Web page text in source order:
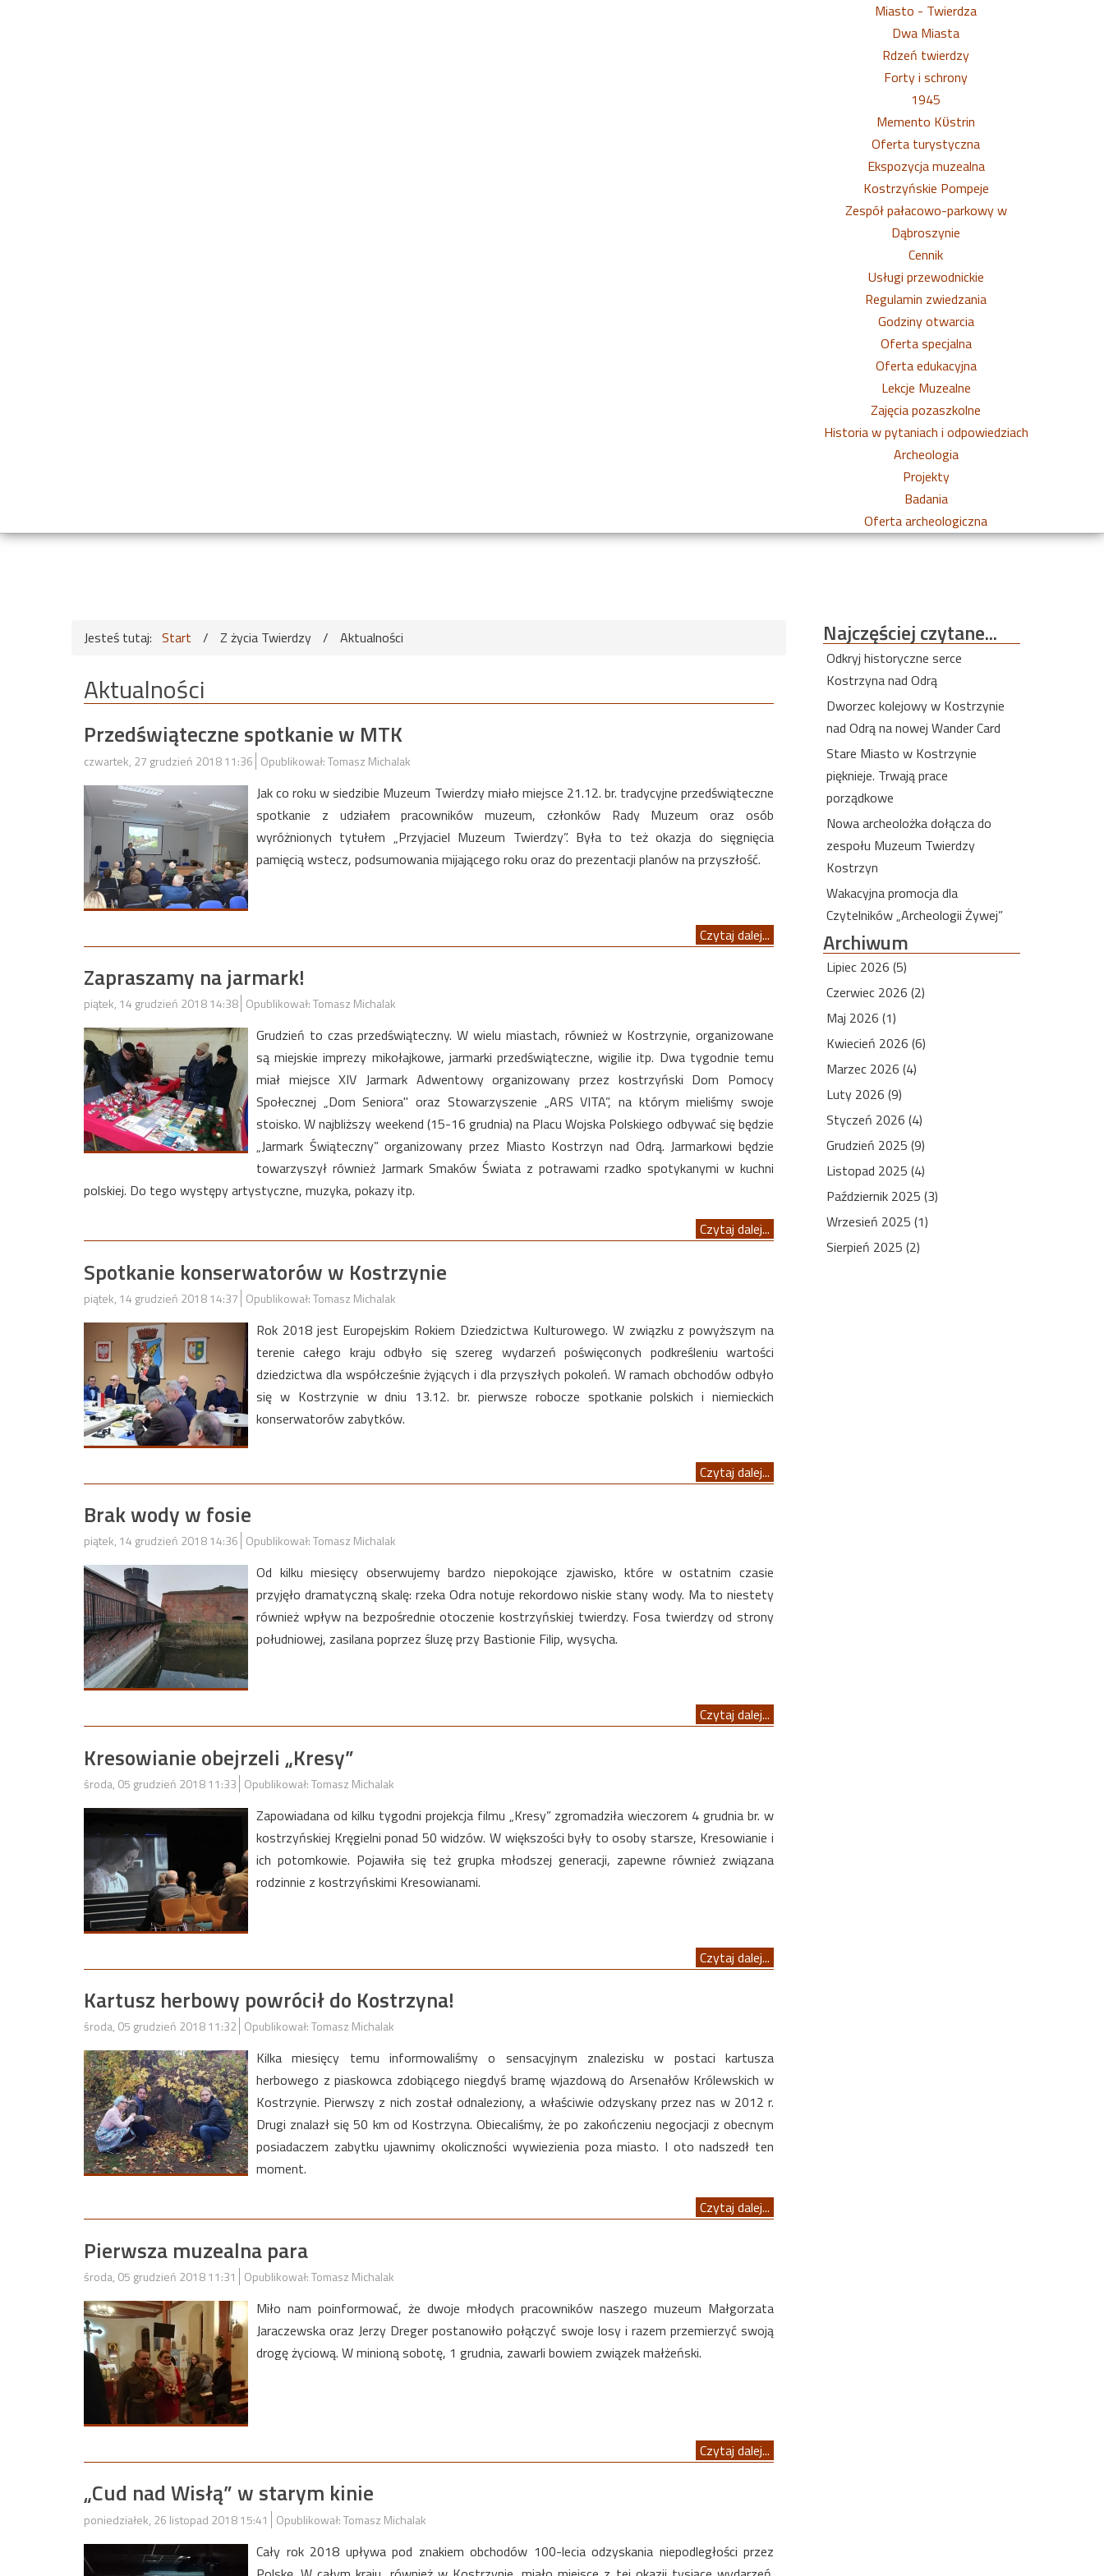
Miasto - Twierdza
Dwa Miasta
Rdzeń twierdzy
Forty i schrony
1945
Memento Kϋstrin
Oferta turystyczna
Ekspozycja muzealna
Kostrzyńskie Pompeje
Zespół pałacowo-parkowy w
Dąbroszynie
Cennik
Usługi przewodnickie
Regulamin zwiedzania
Godziny otwarcia
Oferta specjalna
Oferta edukacyjna
Lekcje Muzealne
Zajęcia pozaszkolne
Historia w pytaniach i odpowiedziach
Archeologia
Projekty
Badania
Oferta archeologiczna
Jesteś tutaj: Start / Z życia Twierdzy / Aktualności
Aktualności
Przedświąteczne spotkanie w MTK
czwartek, 27 grudzień 2018 11:36 Opublikował: Tomasz Michalak
Jak co roku w siedzibie Muzeum Twierdzy miało miejsce 21.12. br. tradycyjne przedświąteczne
spotkanie z udziałem pracowników muzeum, członków Rady Muzeum oraz osób
wyróżnionych tytułem „Przyjaciel Muzeum Twierdzy”. Była to też okazja do sięgnięcia
pamięcią wstecz, podsumowania mijającego roku oraz do prezentacji planów na przyszłość.
Czytaj dalej...
Zapraszamy na jarmark!
piątek, 14 grudzień 2018 14:38 Opublikował: Tomasz Michalak
Grudzień to czas przedświąteczny. W wielu miastach, również w Kostrzynie, organizowane
są miejskie imprezy mikołajkowe, jarmarki przedświąteczne, wigilie itp. Dwa tygodnie temu
miał miejsce XIV Jarmark Adwentowy organizowany przez kostrzyński Dom Pomocy
Społecznej „Dom Seniora" oraz Stowarzyszenie „ARS VITA”, na którym mieliśmy swoje
stoisko. W najbliższy weekend (15-16 grudnia) na Placu Wojska Polskiego odbywać się będzie
„Jarmark Świąteczny” organizowany przez Miasto Kostrzyn nad Odrą. Jarmarkowi będzie
towarzyszył również Jarmark Smaków Świata z potrawami rzadko spotykanymi w kuchni
polskiej. Do tego występy artystyczne, muzyka, pokazy itp.
Czytaj dalej...
Spotkanie konserwatorów w Kostrzynie
piątek, 14 grudzień 2018 14:37 Opublikował: Tomasz Michalak
Rok 2018 jest Europejskim Rokiem Dziedzictwa Kulturowego. W związku z powyższym na
terenie całego kraju odbyło się szereg wydarzeń poświęconych podkreśleniu wartości
dziedzictwa dla współcześnie żyjących i dla przyszłych pokoleń. W ramach obchodów odbyło
się w Kostrzynie w dniu 13.12. br. pierwsze robocze spotkanie polskich i niemieckich
konserwatorów zabytków.
Czytaj dalej...
Brak wody w fosie
piątek, 14 grudzień 2018 14:36 Opublikował: Tomasz Michalak
Od kilku miesięcy obserwujemy bardzo niepokojące zjawisko, które w ostatnim czasie
przyjęło dramatyczną skalę: rzeka Odra notuje rekordowo niskie stany wody. Ma to niestety
również wpływ na bezpośrednie otoczenie kostrzyńskiej twierdzy. Fosa twierdzy od strony
południowej, zasilana poprzez śluzę przy Bastionie Filip, wysycha.
Czytaj dalej...
Kresowianie obejrzeli „Kresy”
środa, 05 grudzień 2018 11:33 Opublikował: Tomasz Michalak
Zapowiadana od kilku tygodni projekcja filmu „Kresy” zgromadziła wieczorem 4 grudnia br. w
kostrzyńskiej Kręgielni ponad 50 widzów. W większości były to osoby starsze, Kresowianie i
ich potomkowie. Pojawiła się też grupka młodszej generacji, zapewne również związana
rodzinnie z kostrzyńskimi Kresowianami.
Czytaj dalej...
Kartusz herbowy powrócił do Kostrzyna!
środa, 05 grudzień 2018 11:32 Opublikował: Tomasz Michalak
Kilka miesięcy temu informowaliśmy o sensacyjnym znalezisku w postaci kartusza
herbowego z piaskowca zdobiącego niegdyś bramę wjazdową do Arsenałów Królewskich w
Kostrzynie. Pierwszy z nich został odnaleziony, a właściwie odzyskany przez nas w 2012 r.
Drugi znalazł się 50 km od Kostrzyna. Obiecaliśmy, że po zakończeniu negocjacji z obecnym
posiadaczem zabytku ujawnimy okoliczności wywiezienia poza miasto. I oto nadszedł ten
moment.
Czytaj dalej...
Pierwsza muzealna para
środa, 05 grudzień 2018 11:31 Opublikował: Tomasz Michalak
Miło nam poinformować, że dwoje młodych pracowników naszego muzeum Małgorzata
Jaraczewska oraz Jerzy Dreger postanowiło połączyć swoje losy i razem przemierzyć swoją
drogę życiową. W minioną sobotę, 1 grudnia, zawarli bowiem związek małżeński.
Czytaj dalej...
„Cud nad Wisłą” w starym kinie
poniedziałek, 26 listopad 2018 15:41 Opublikował: Tomasz Michalak
Cały rok 2018 upływa pod znakiem obchodów 100-lecia odzyskania niepodległości przez
Najczęściejczytane...
Odkryj historyczne serce
Kostrzyna nad Odrą
Dworzec kolejowy w Kostrzynie
nad Odrą na nowej Wander Card
Stare Miasto w Kostrzynie
pięknieje. Trwają prace
porządkowe
Nowa archeolożka dołącza do
zespołu Muzeum Twierdzy
Kostrzyn
Wakacyjna promocja dla
Czytelników „Archeologii Żywej”
Archiwum
Lipiec 2026 (5)
Czerwiec 2026 (2)
Maj 2026 (1)
Kwiecień 2026 (6)
Marzec 2026 (4)
Luty 2026 (9)
Styczeń 2026 (4)
Grudzień 2025 (9)
Listopad 2025 (4)
Październik 2025 (3)
Wrzesień 2025 (1)
Sierpień 2025 (2)